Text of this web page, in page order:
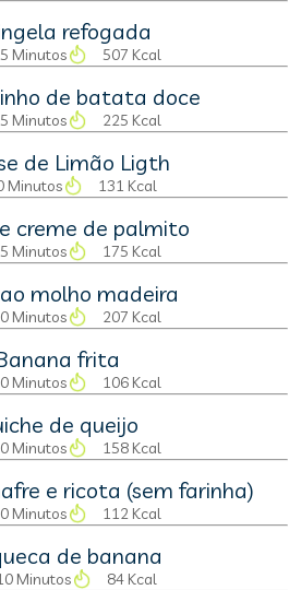
refogada
Minutos 507 Kcal
de batata doce
Minutos 225 Kcal
de Limão Ligth
Minutos 131 Kcal
creme de palmito
Minutos 175 Kcal
molho madeira
Minutos 207 Kcal
frita
Minutos 106 Kcal
de queijo
Minutos 158 Kcal
e ricota (sem farinha)
Minutos 112 Kcal
de banana
Minutos 84 Kcal